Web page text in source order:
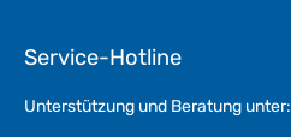
Service-Hotline
Unterstützung und Beratung unter: